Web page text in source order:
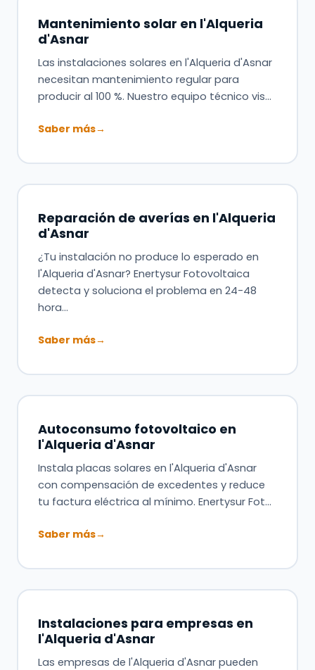
Mantenimiento solar en l'Alqueria
d'Asnar
Las instalaciones solares en l'Alqueria d'Asnar
necesitan mantenimiento regular para
producir al 100 %. Nuestro equipo técnico vis…
Saber más→
Reparación de averías en l'Alqueria
d'Asnar
¿Tu instalación no produce lo esperado en
l'Alqueria d'Asnar? Enertysur Fotovoltaica
detecta y soluciona el problema en 24-48
hora…
Saber más→
Autoconsumo fotovoltaico en
l'Alqueria d'Asnar
Instala placas solares en l'Alqueria d'Asnar
con compensación de excedentes y reduce
tu factura eléctrica al mínimo. Enertysur Fot…
Saber más→
Instalaciones para empresas en
l'Alqueria d'Asnar
Las empresas de l'Alqueria d'Asnar pueden